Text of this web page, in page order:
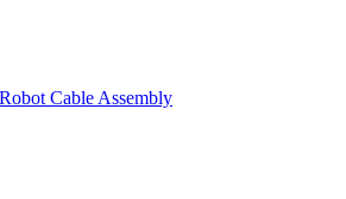
Cable Assembly